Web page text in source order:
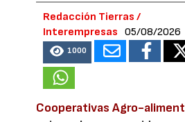
Redacción Tierras /
Interempresas
05/08/2026
1000
Cooperativas Agro-